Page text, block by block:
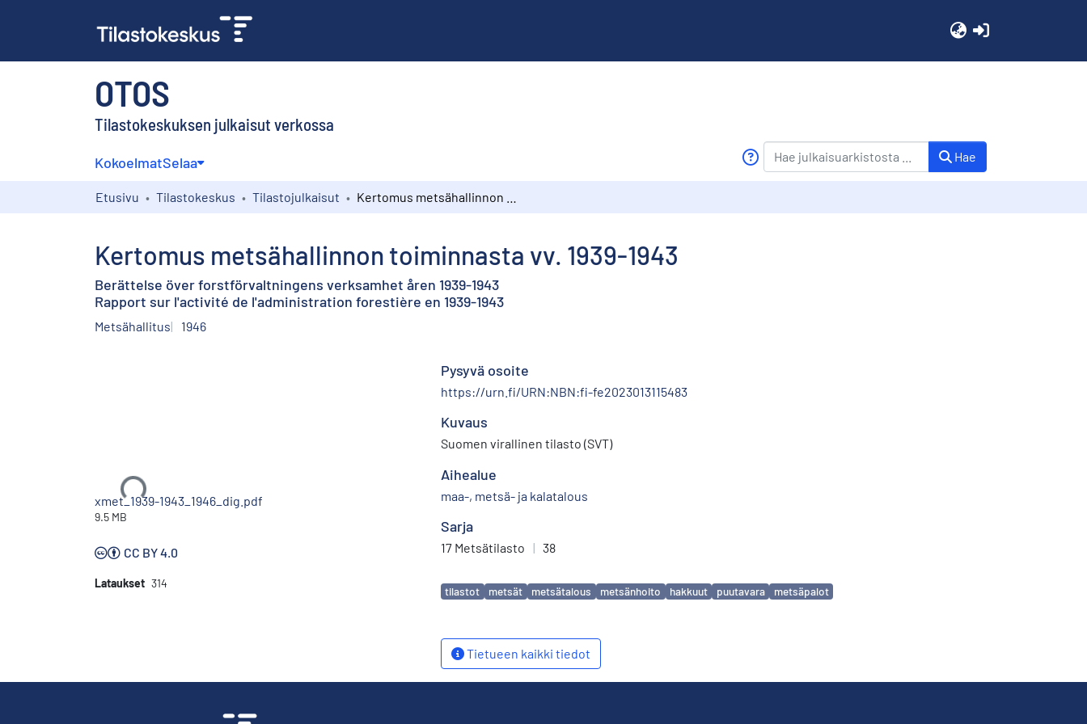
OTOS
Tilastokeskuksen julkaisut verkossa
KokoelmatSelaa Hae
Etusivu Tilastokeskus Tilastojulkaisut
Kertomus metsähallinnon toiminnasta vv. 1939-1943
Berättelse över forstförvaltningens verksamhet åren 1939-1943
Rapport sur l'activité de l'administration forestière en 1939-1943
Metsähallitus 1946
Ladataan...
xmet_1939-1943_1946_dig.pdf
9.5 MB
CC BY 4.0
Lataukset 314
Pysyvä osoite
https://urn.fi/URN:NBN:fi-fe2023013115483
Kuvaus
Suomen virallinen tilasto (SVT)
Aihealue
maa-, metsä- ja kalatalous
Sarja
17 Metsätilasto | 38
Avainsanat
tilastot metsät metsätalous metsänhoito hakkuut puutavara metsäpalot
Tietueen kaikki tiedot